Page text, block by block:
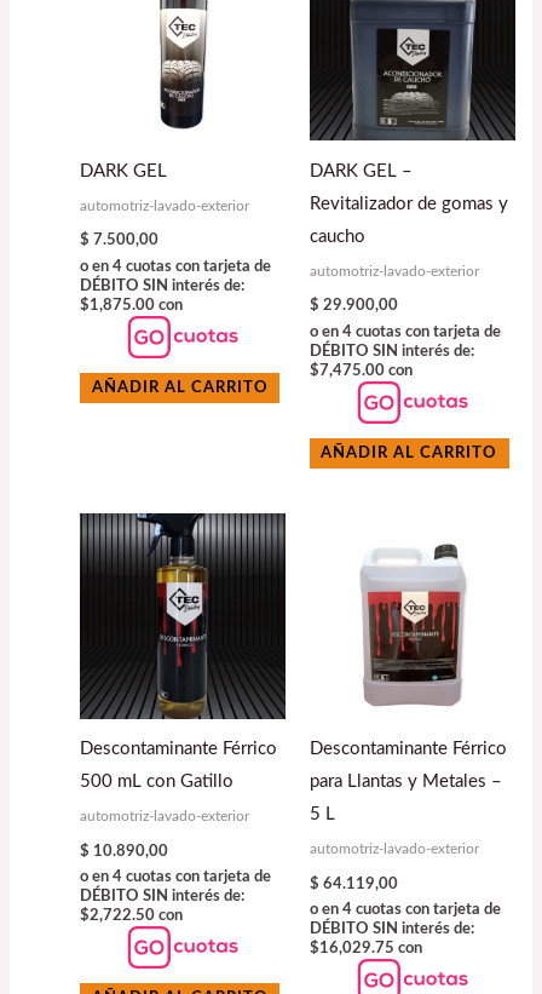
DARK GEL
automotriz-lavado-exterior
$ 7.500,00
o en 4 cuotas con tarjeta de
DÉBITO SIN interés de:
$1,875.00 con
AÑADIR AL CARRITO
DARK GEL –
Revitalizador de gomas y
caucho
automotriz-lavado-exterior
$ 29.900,00
o en 4 cuotas con tarjeta de
DÉBITO SIN interés de:
$7,475.00 con
AÑADIR AL CARRITO
Descontaminante Férrico
500 mL con Gatillo
automotriz-lavado-exterior
$ 10.890,00
o en 4 cuotas con tarjeta de
DÉBITO SIN interés de:
$2,722.50 con
Descontaminante Férrico
para Llantas y Metales –
5 L
automotriz-lavado-exterior
$ 64.119,00
o en 4 cuotas con tarjeta de
DÉBITO SIN interés de:
$16,029.75 con